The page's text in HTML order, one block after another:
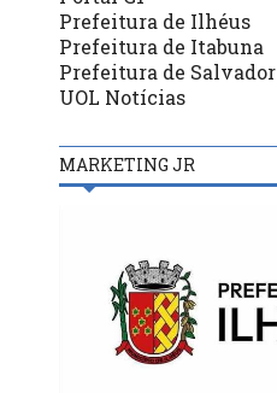
Prefeitura de Ilhéus
Prefeitura de Itabuna
Prefeitura de Salvador
UOL Notícias
MARKETING JR